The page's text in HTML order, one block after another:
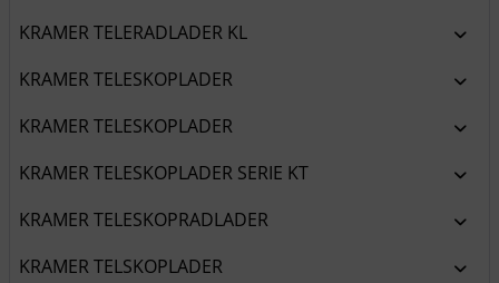
KRAMER TELERADLADER KL
KRAMER TELESKOPLADER
KRAMER TELESKOPLADER
KRAMER TELESKOPLADER SERIE KT
KRAMER TELESKOPRADLADER
KRAMER TELSKOPLADER